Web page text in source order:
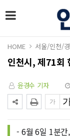
HOME 서울/인천/
인천시, 제71회
윤경수 기자
- 6월 6일 1분간